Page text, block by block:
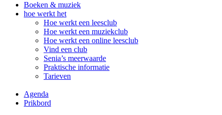
Boeken & muziek
hoe werkt het
Hoe werkt een leesclub
Hoe werkt een muziekclub
Hoe werkt een online leesclub
Vind een club
Senia’s meerwaarde
Praktische informatie
Tarieven
Agenda
Prikbord